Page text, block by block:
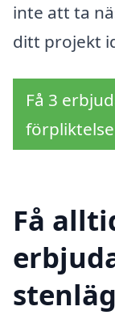
inte att ta
ditt projekt
Få 3
Få